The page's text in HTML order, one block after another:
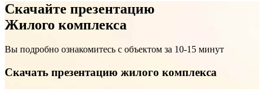
Скачайте презентацию
Жилого комплекса
Вы подробно ознакомитесь с объектом за 10-15 минут
Скачать презентацию жилого комплекса